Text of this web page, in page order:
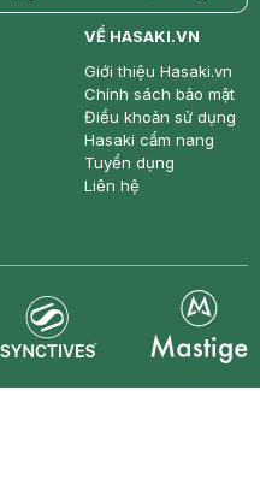
price
VỀ HASAKI.VN
Giới thiệu Hasaki.vn
Chính sách bảo mật
Điều khoản sử dụng
Hasaki cẩm nang
Tuyển dụng
Liên hệ